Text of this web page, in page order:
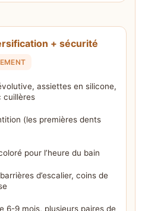
+ sécurité
assiettes en silicone,
cuillères
(les premières dents
pour l’heure du bain
d’escalier, coins de
6-9 mois, plusieurs paires de